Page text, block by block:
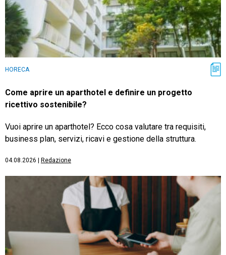
HORECA
Come aprire un aparthotel e definire un progetto
ricettivo sostenibile?
Vuoi aprire un aparthotel? Ecco cosa valutare tra requisiti,
business plan, servizi, ricavi e gestione della struttura.
04.08.2026 Redazione